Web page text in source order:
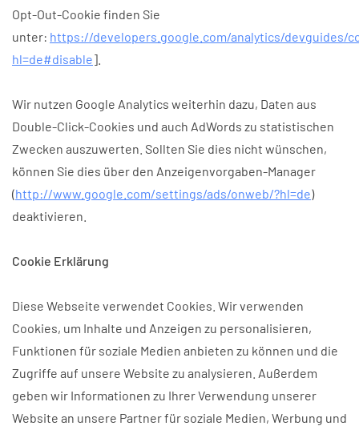
Opt-Out-Cookie finden Sie
unter: https://developers.google.com/analytics/devguides/
hl=de#disable].
Wir nutzen Google Analytics weiterhin dazu, Daten aus
Double-Click-Cookies und auch AdWords zu statistischen
Zwecken auszuwerten. Sollten Sie dies nicht wünschen,
können Sie dies über den Anzeigenvorgaben-Manager
(http://www.google.com/settings/ads/onweb/?hl=de)
deaktivieren.
Cookie Erklärung
Diese Webseite verwendet Cookies. Wir verwenden
Cookies, um Inhalte und Anzeigen zu personalisieren,
Funktionen für soziale Medien anbieten zu können und die
Zugriffe auf unsere Website zu analysieren. Außerdem
geben wir Informationen zu Ihrer Verwendung unserer
Website an unsere Partner für soziale Medien, Werbung und